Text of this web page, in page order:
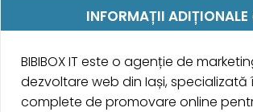
INFORMAȚII ADIȚIONALE
BIBIBOX IT este o agenție de
dezvoltare web din Iași, specializată
complete de promovare online